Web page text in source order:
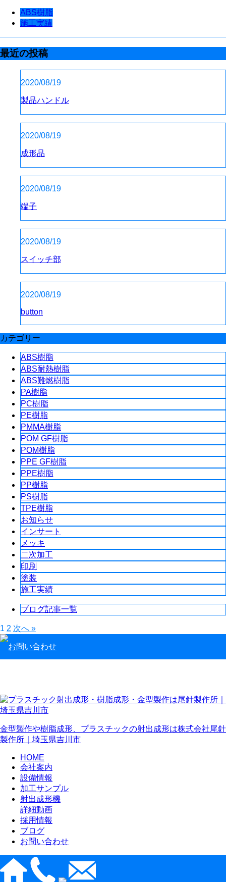
ABS樹脂
施工実績
最近の投稿
2020/08/19
製品ハンドル
2020/08/19
成形品
2020/08/19
端子
2020/08/19
スイッチ部
2020/08/19
button
カテゴリー
ABS樹脂
ABS耐熱樹脂
ABS難燃樹脂
PA樹脂
PC樹脂
PE樹脂
PMMA樹脂
POM GF樹脂
POM樹脂
PPE GF樹脂
PPE樹脂
PP樹脂
PS樹脂
TPE樹脂
お知らせ
インサート
メッキ
二次加工
印刷
塗装
施工実績
ブログ記事一覧
1 2 次へ »
金型製作や樹脂成形、プラスチックの射出成形は株式会社尾針
製作所｜埼玉県吉川市
HOME
会社案内
設備情報
加工サンプル
射出成形機
詳細動画
採用情報
ブログ
お問い合わせ